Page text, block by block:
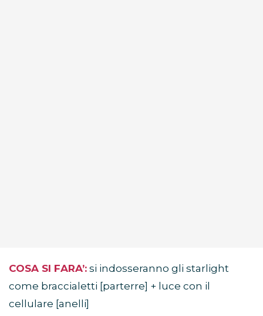
COSA SI FARA’: si indosseranno gli starlight
come braccialetti [parterre] + luce con il
cellulare [anelli]